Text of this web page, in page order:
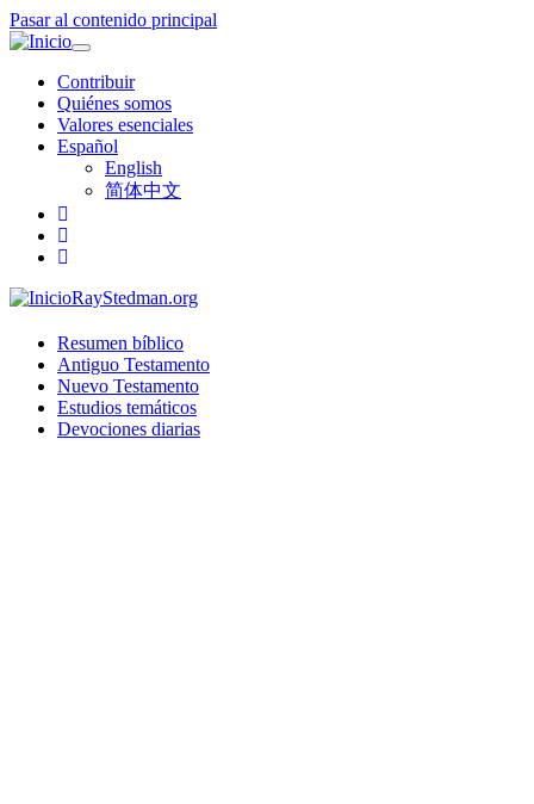
Pasar al contenido principal
Toggle
navigation
Contribuir
Quiénes somos
Valores esenciales
Español
English
简体中文
RayStedman.org
Resumen bíblico
Antiguo Testamento
Nuevo Testamento
Estudios temáticos
Devociones diarias